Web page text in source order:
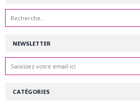
NEWSLETTER
CATÉGORIES